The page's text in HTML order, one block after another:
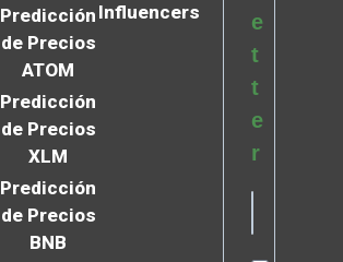
Predicción
de Precios
ATOM
Predicción
de Precios
XLM
Predicción
de Precios
BNB
Influencers
e
t
t
e
r